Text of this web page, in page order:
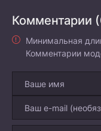
Комментарии
Минимальная
Комментарии